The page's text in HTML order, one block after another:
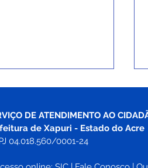
DE ATENDIMENTO AO
de Xapuri - Estado do Acre
04.018.560/0001-24